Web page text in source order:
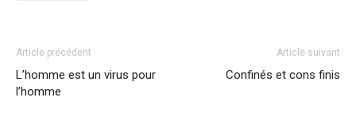
Article précédent
L’homme est un virus pour
l’homme
Article suivant
Confinés et cons finis